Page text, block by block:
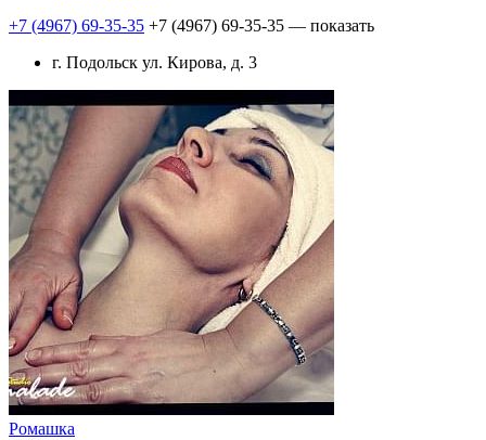
+7 (4967) 69-35-35 +7 (4967) 69-35-35 — показать
г. Подольск ул. Кирова, д. 3
Ромашка